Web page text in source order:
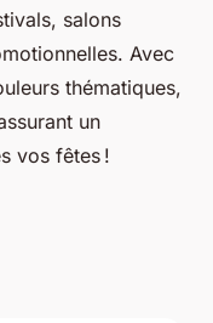
salons
Avec
thématiques,
un
vos fêtes !